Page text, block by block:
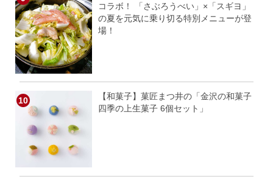
コラボ！ 「さぶろうべい」×「スギヨ」
の夏を元気に乗り切る特別メニューが登
場！
【和菓子】菓匠まつ井の「金沢の和菓子
四季の上生菓子 6個セット」